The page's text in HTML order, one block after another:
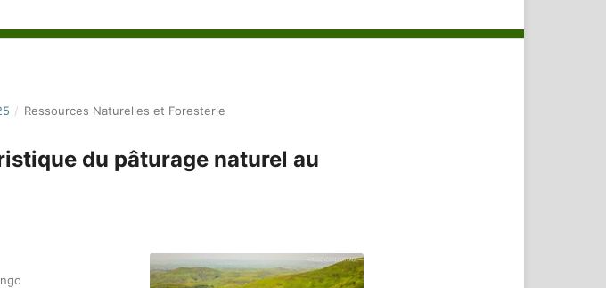
/ Ressources Naturelles et Foresterie
du pâturage naturel au